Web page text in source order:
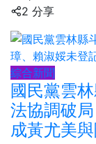
2 分享
綜合新聞
國民黨雲
法協調破
成黃尤美